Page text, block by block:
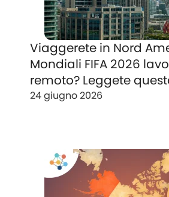
Viaggerete in Nord
Mondiali FIFA 2026
remoto? Leggete
24 giugno 2026